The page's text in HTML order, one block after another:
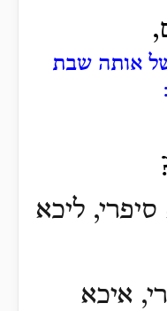
אותה שבת
ליכא
איכא